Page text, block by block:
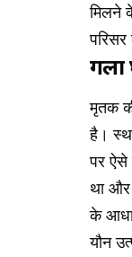
मिलने
गला
मृतक
है।
पर ऐसे
था और
के
यौन